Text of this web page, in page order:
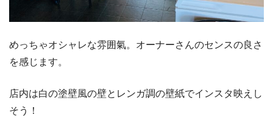
めっちゃオシャレな雰囲氣。オーナーさんのセンスの良さ
を感じます。
店内は白の塗壁風の壁とレンガ調の壁紙でインスタ映えし
そう！